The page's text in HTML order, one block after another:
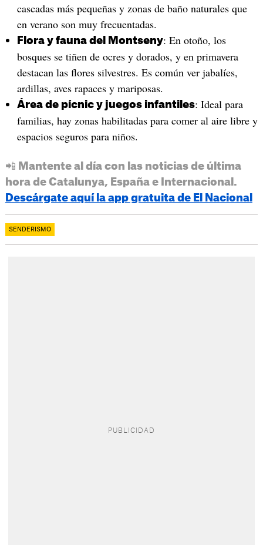
cascadas más pequeñas y zonas de baño naturales que
en verano son muy frecuentadas.
Flora y fauna del Montseny: En otoño, los
bosques se tiñen de ocres y dorados, y en primavera
destacan las flores silvestres. Es común ver jabalíes,
ardillas, aves rapaces y mariposas.
Área de pícnic y juegos infantiles: Ideal para
familias, hay zonas habilitadas para comer al aire libre y
espacios seguros para niños.
📲 Mantente al día con las noticias de última
hora de Catalunya, España e Internacional.
Descárgate aquí la app gratuita de El Nacional
SENDERISMO